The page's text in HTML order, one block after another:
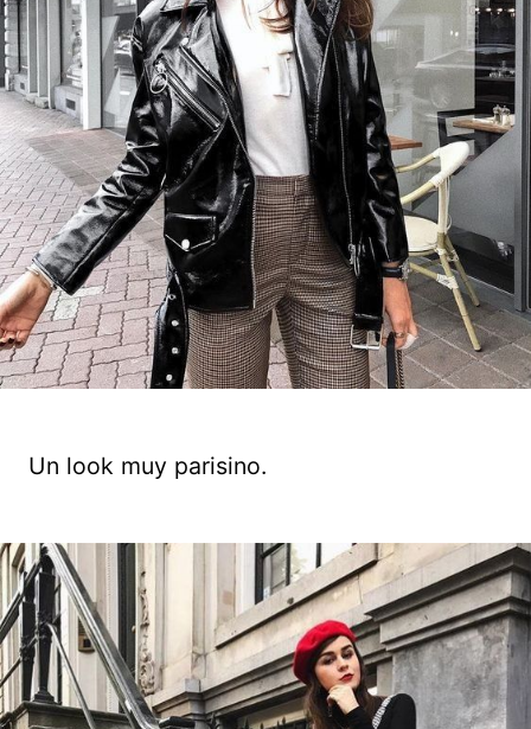
Un look muy parisino.